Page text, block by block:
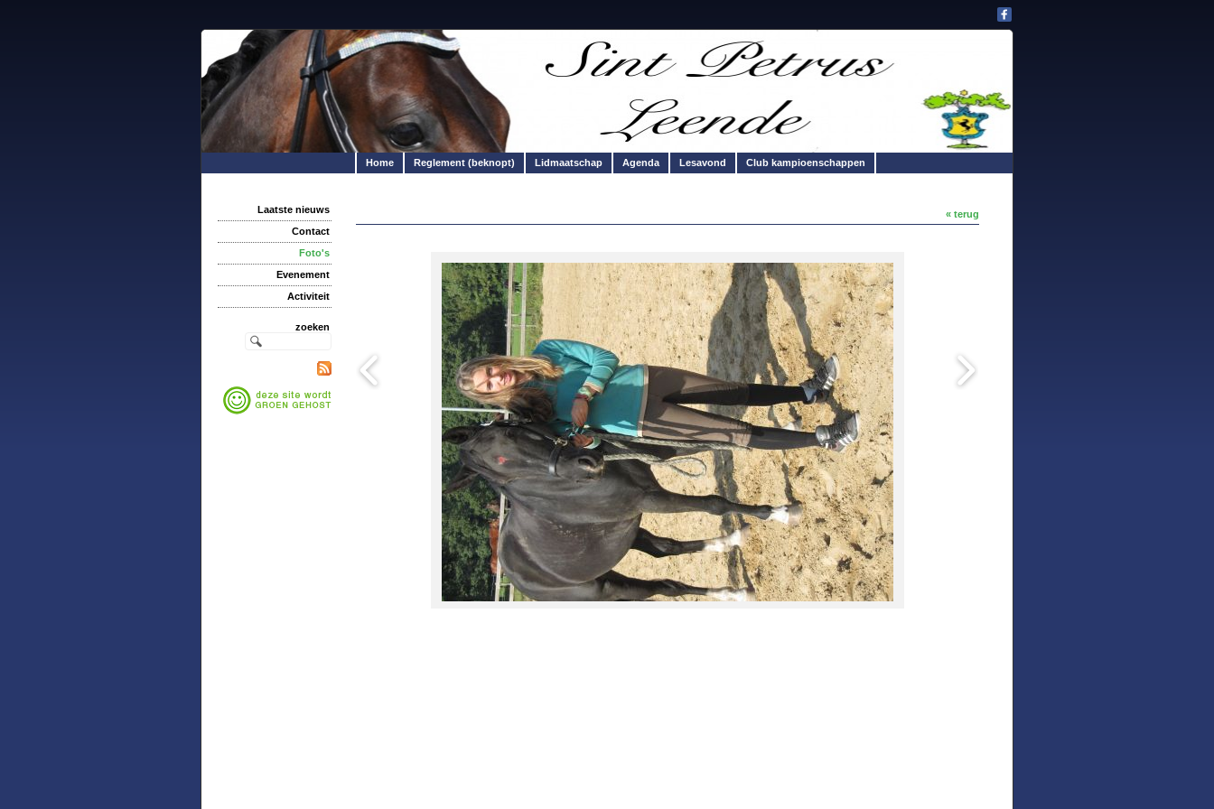
Home Reglement (beknopt) Lidmaatschap Agenda Lesavond Club kampioenschappen
Laatste nieuws
Contact
Foto's
Evenement
Activiteit
zoeken
« terug